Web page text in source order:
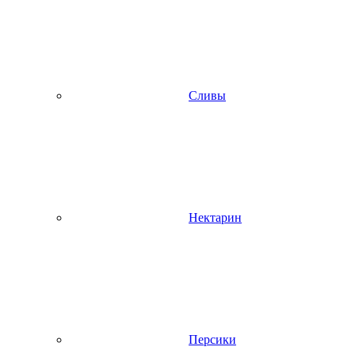
Сливы
Нектарин
Персики